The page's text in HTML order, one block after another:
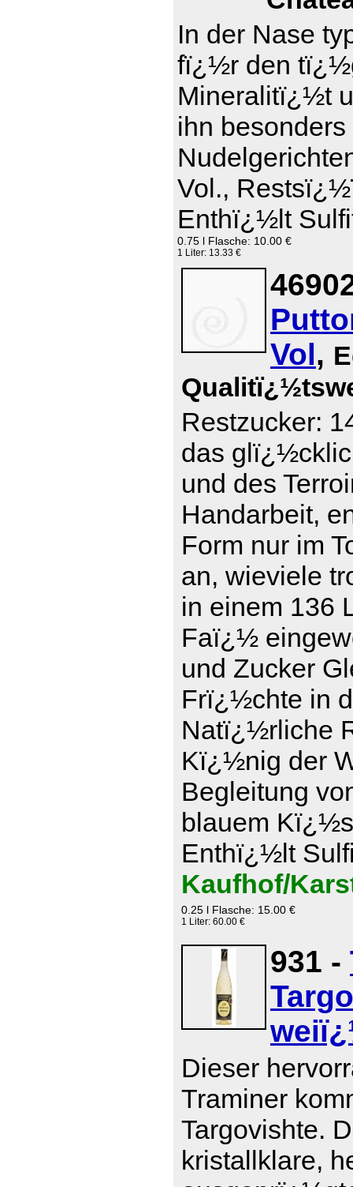
In der Nase
fï¿½r den
Mineralitï¿½t
ihn
Vol.,
Enthï¿½lt
0.75 l Flasche: 10.00 €
1 Liter: 13.33 €
Vol,
Restzucker:
das
und des
Handarbeit,
Form nur im
an, wieviele
in einem 136
Faï¿½
und Zucker
Frï¿½chte in
Natï¿½rliche
Kï¿½nig der
Begleitung
blauem
Enthï¿½lt
Kaufhof/
0.25 l Flasche: 15.00 €
1 Liter: 60.00 €
931 -
Dieser
Traminer
Targovishte.
kristallklare,